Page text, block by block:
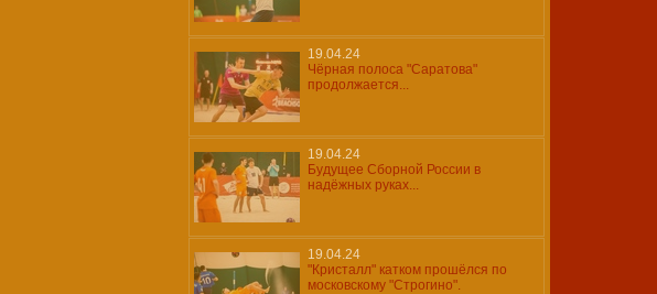
19.04.24
Чёрная полоса "Саратова"
продолжается...
19.04.24
Будущее Сборной России в
надёжных руках...
19.04.24
"Кристалл" катком прошёлся по
московскому "Строгино".